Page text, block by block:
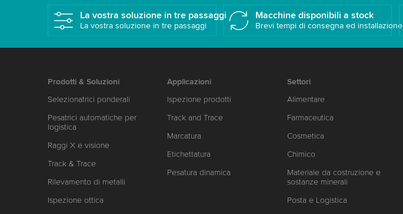
La vostra soluzione in tre passaggi
La vostra soluzione in tre passaggi
Macchine disponibili a stock
Brevi tempi di consegna ed installazione
Prodotti & Soluzioni
Selezionatrici ponderali
Pesatrici automatiche per
logistica
Raggi X e visione
Track & Trace
Rilevamento di metalli
Ispezione ottica
Applicazioni
Ispezione prodotti
Track and Trace
Marcatura
Etichettatura
Pesatura dinamica
Settori
Alimentare
Farmaceutica
Cosmetica
Chimico
Materiale da costruzione e
sostanze minerali
Posta e Logistica